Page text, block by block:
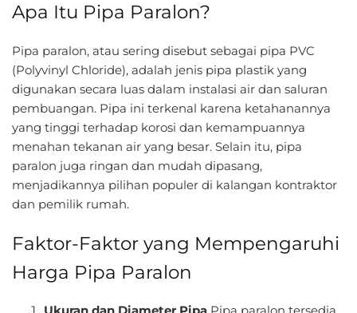
Apa Itu Pipa Paralon?
Pipa paralon, atau sering disebut sebagai pipa PVC
(Polyvinyl Chloride), adalah jenis pipa plastik yang
digunakan secara luas dalam instalasi air dan saluran
pembuangan. Pipa ini terkenal karena ketahanannya
yang tinggi terhadap korosi dan kemampuannya
menahan tekanan air yang besar. Selain itu, pipa
paralon juga ringan dan mudah dipasang,
menjadikannya pilihan populer di kalangan kontraktor
dan pemilik rumah.
Faktor-Faktor yang Mempengaruhi
Harga Pipa Paralon